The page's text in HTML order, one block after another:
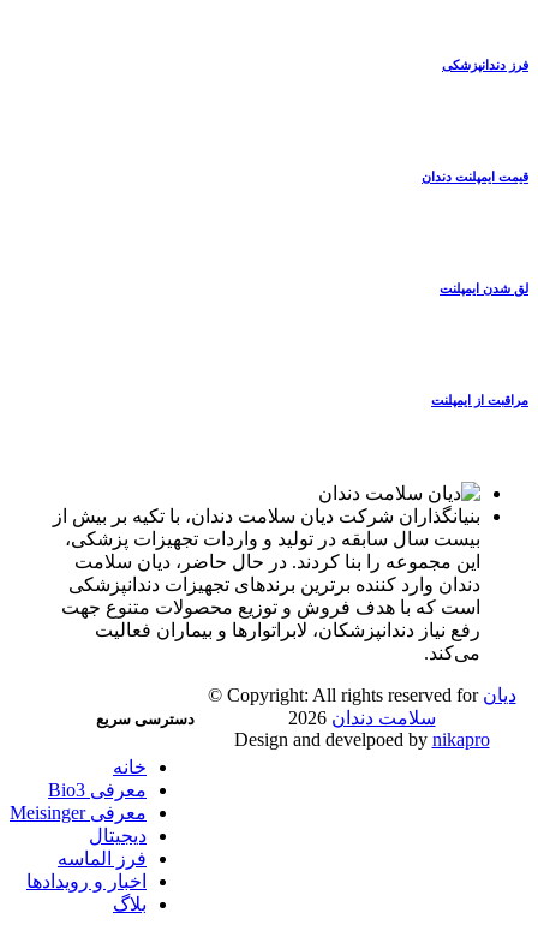
فرز دندانپزشکی
قیمت ایمپلنت دندان
لق شدن ایمپلنت
مراقبت از ایمپلنت
بنیانگذاران شرکت دیان سلامت دندان، با تکیه بر بیش از
بیست سال سابقه در تولید و واردات تجهیزات پزشکی،
این مجموعه را بنا کردند. در حال حاضر، دیان سلامت
دندان وارد کننده برترین برندهای تجهیزات دندانپزشکی
است که با هدف فروش و توزیع محصولات متنوع جهت
رفع نیاز دندانپزشکان، لابراتوارها و بیماران فعالیت
می‌کند.
دسترسی سریع
خانه
معرفی Bio3
معرفی Meisinger
دیجیتال
فرز الماسه
اخبار و رویدادها
بلاگ
© Copyright: All rights reserved for دیان
سلامت دندان 2026
Design and develpoed by nikapro